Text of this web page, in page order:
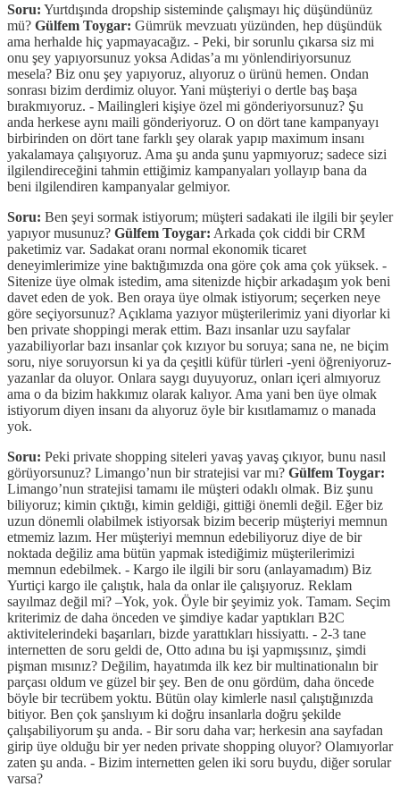
Soru: Yurtdışında dropship sisteminde çalışmayı hiç düşündünüz
mü? Gülfem Toygar: Gümrük mevzuatı yüzünden, hep düşündük
ama herhalde hiç yapmayacağız. - Peki, bir sorunlu çıkarsa siz mi
onu şey yapıyorsunuz yoksa Adidas’a mı yönlendiriyorsunuz
mesela? Biz onu şey yapıyoruz, alıyoruz o ürünü hemen. Ondan
sonrası bizim derdimiz oluyor. Yani müşteriyi o dertle baş başa
bırakmıyoruz. - Mailingleri kişiye özel mi gönderiyorsunuz? Şu
anda herkese aynı maili gönderiyoruz. O on dört tane kampanyayı
birbirinden on dört tane farklı şey olarak yapıp maximum insanı
yakalamaya çalışıyoruz. Ama şu anda şunu yapmıyoruz; sadece sizi
ilgilendireceğini tahmin ettiğimiz kampanyaları yollayıp bana da
beni ilgilendiren kampanyalar gelmiyor.
Soru: Ben şeyi sormak istiyorum; müşteri sadakati ile ilgili bir şeyler
yapıyor musunuz? Gülfem Toygar: Arkada çok ciddi bir CRM
paketimiz var. Sadakat oranı normal ekonomik ticaret
deneyimlerimize yine baktığımızda ona göre çok ama çok yüksek. -
Sitenize üye olmak istedim, ama sitenizde hiçbir arkadaşım yok beni
davet eden de yok. Ben oraya üye olmak istiyorum; seçerken neye
göre seçiyorsunuz? Açıklama yazıyor müşterilerimiz yani diyorlar ki
ben private shoppingi merak ettim. Bazı insanlar uzu sayfalar
yazabiliyorlar bazı insanlar çok kızıyor bu soruya; sana ne, ne biçim
soru, niye soruyorsun ki ya da çeşitli küfür türleri -yeni öğreniyoruz-
yazanlar da oluyor. Onlara saygı duyuyoruz, onları içeri almıyoruz
ama o da bizim hakkımız olarak kalıyor. Ama yani ben üye olmak
istiyorum diyen insanı da alıyoruz öyle bir kısıtlamamız o manada
yok.
Soru: Peki private shopping siteleri yavaş yavaş çıkıyor, bunu nasıl
görüyorsunuz? Limango’nun bir stratejisi var mı? Gülfem Toygar:
Limango’nun stratejisi tamamı ile müşteri odaklı olmak. Biz şunu
biliyoruz; kimin çıktığı, kimin geldiği, gittiği önemli değil. Eğer biz
uzun dönemli olabilmek istiyorsak bizim becerip müşteriyi memnun
etmemiz lazım. Her müşteriyi memnun edebiliyoruz diye de bir
noktada değiliz ama bütün yapmak istediğimiz müşterilerimizi
memnun edebilmek. - Kargo ile ilgili bir soru (anlayamadım) Biz
Yurtiçi kargo ile çalıştık, hala da onlar ile çalışıyoruz. Reklam
sayılmaz değil mi? –Yok, yok. Öyle bir şeyimiz yok. Tamam. Seçim
kriterimiz de daha önceden ve şimdiye kadar yaptıkları B2C
aktivitelerindeki başarıları, bizde yarattıkları hissiyattı. - 2-3 tane
internetten de soru geldi de, Otto adına bu işi yapmışsınız, şimdi
pişman mısınız? Değilim, hayatımda ilk kez bir multinationalın bir
parçası oldum ve güzel bir şey. Ben de onu gördüm, daha öncede
böyle bir tecrübem yoktu. Bütün olay kimlerle nasıl çalıştığınızda
bitiyor. Ben çok şanslıyım ki doğru insanlarla doğru şekilde
çalışabiliyorum şu anda. - Bir soru daha var; herkesin ana sayfadan
girip üye olduğu bir yer neden private shopping oluyor? Olamıyorlar
zaten şu anda. - Bizim internetten gelen iki soru buydu, diğer sorular
varsa?